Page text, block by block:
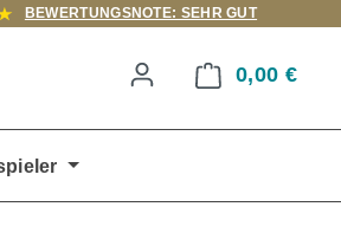
BEWERTUNGSNOTE: SEHR GUT
0,00 €